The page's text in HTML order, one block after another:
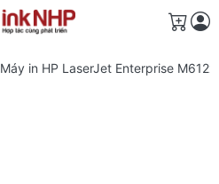
Giỏ
Máy in HP LaserJet Enterprise M612x